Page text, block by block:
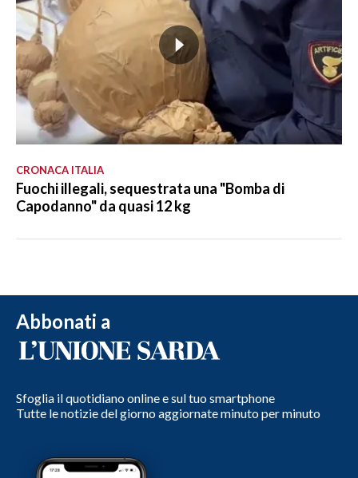
CRONACA ITALIA
Fuochi illegali, sequestrata una "Bomba di
Capodanno" da quasi 12 kg
Abbonati a
Sfoglia il quotidiano online e sul tuo smartphone
Tutte le notizie del giorno aggiornate minuto per minuto